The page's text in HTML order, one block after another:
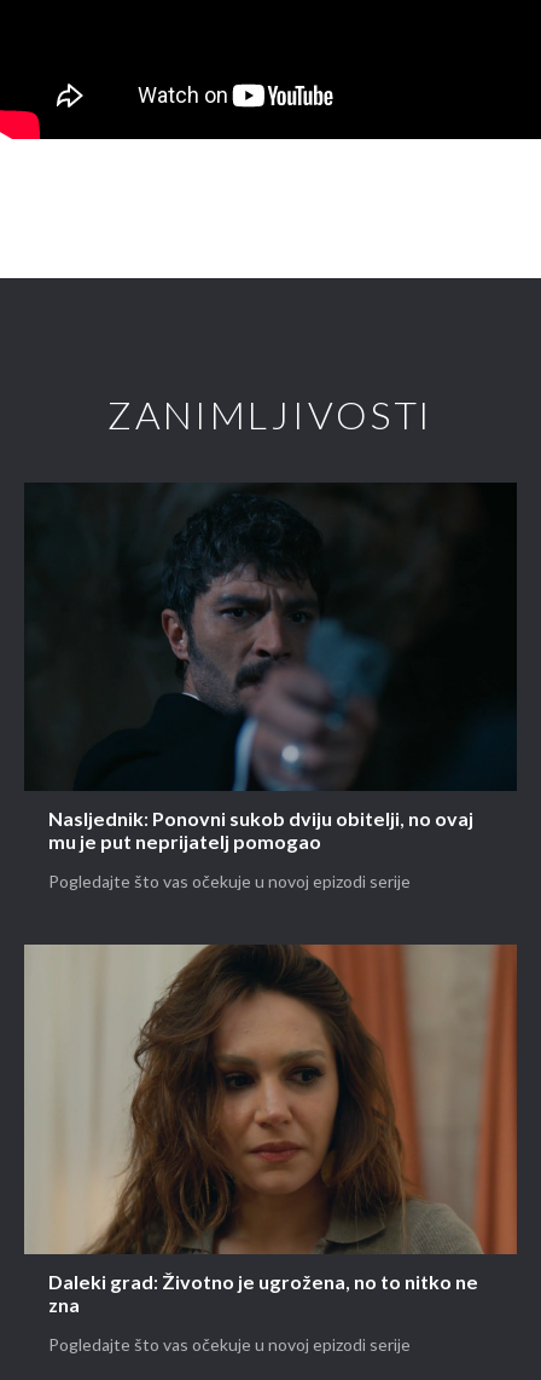
ZANIMLJIVOSTI
Nasljednik: Ponovni sukob dviju obitelji, no ovaj
mu je put neprijatelj pomogao
Pogledajte što vas očekuje u novoj epizodi serije
Daleki grad: Životno je ugrožena, no to nitko ne
zna
Pogledajte što vas očekuje u novoj epizodi serije